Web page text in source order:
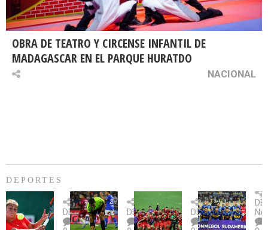
OBRA DE TEATRO Y CIRCENSE INFANTIL DE
MADAGASCAR EN EL PARQUE HURATDO
NACIONAL
DEPORTES
Billie
Jean
King
DEPORTES
U.
Católica
fue
DEPORTES
Copa
Sudamericana:
U.
DEPORTES
un